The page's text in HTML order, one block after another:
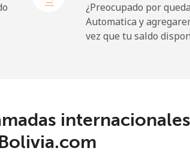
665 min por ⁦$10⁩
¿Preocupado por
Automatica y
vez que tu saldo